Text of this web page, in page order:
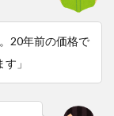
20年前の価格で
」